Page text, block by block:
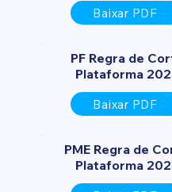
Baixar PDF
PF Regra de
Plataforma
Baixar PDF
PME Regra de
Plataforma